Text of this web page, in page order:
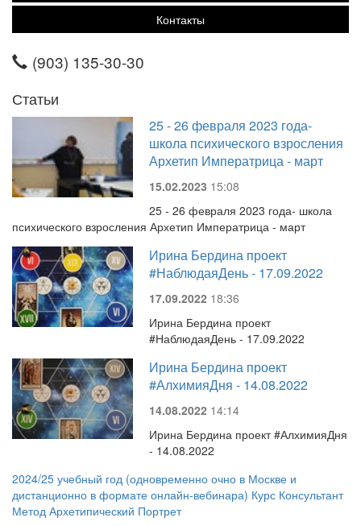
Контакты
(903) 135-30-30
Статьи
25 - 26 февраля 2023 года-
школа психического взросления
Архетип Императрица - март
15.02.2023 15:08
25 - 26 февраля 2023 года- школа
психического взросления Архетип Императрица - март
Ирина Бердина проект
#НаблюдаяДень - 17.09.2022
17.09.2022 18:36
Ирина Бердина проект
#НаблюдаяДень - 17.09.2022
Ирина Бердина проект
#АлхимияДня - 14.08.2022
14.08.2022 14:14
Ирина Бердина проект #АлхимияДня
- 14.08.2022
2024/25 учебный год (одновременно очно в Москве и
дистанционно в формате онлайн-вебинара) Курс Консультант
Метод Архетипический Портрет